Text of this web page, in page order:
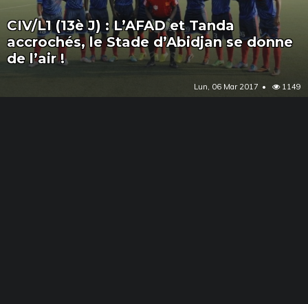
CIV/L1 (13è J) : L’AFAD et Tanda
accrochés, le Stade d’Abidjan se donne
de l’air !
Lun, 06 Mar 2017 1149